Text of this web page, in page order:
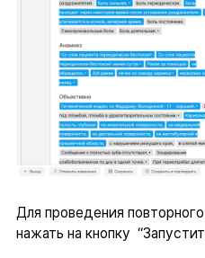
Для проведения
нажать на кнопку